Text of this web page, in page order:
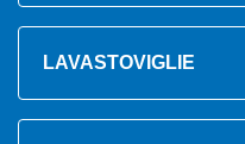
LAVASTOVIGLIE